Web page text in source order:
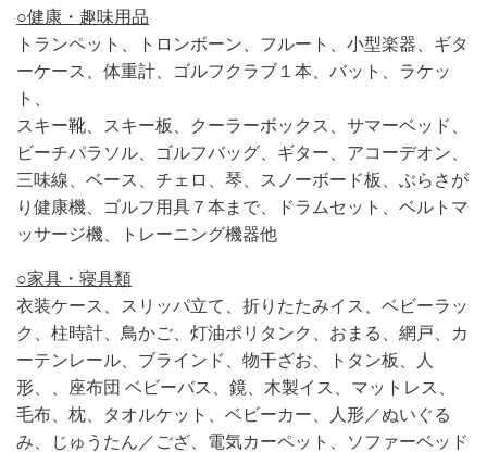
○健康・趣味用品
トランペット、トロンボーン、フルート、小型楽器、ギタ
ーケース、体重計、ゴルフクラブ１本、バット、ラケッ
ト、
スキー靴、スキー板、クーラーボックス、サマーベッド、
ビーチパラソル、ゴルフバッグ、ギター、アコーデオン、
三味線、ベース、チェロ、琴、スノーボード板、ぶらさが
り健康機、ゴルフ用具７本まで、ドラムセット、ベルトマ
ッサージ機、トレーニング機器他
○家具・寝具類
衣装ケース、スリッパ立て、折りたたみイス、ベビーラッ
ク、柱時計、鳥かご、灯油ポリタンク、おまる、網戸、カ
ーテンレール、ブラインド、物干ざお、トタン板、人
形、、座布団 ベビーバス、鏡、木製イス、マットレス、
毛布、枕、タオルケット、ベビーカー、人形／ぬいぐる
み、じゅうたん／ござ、電気カーペット、ソファーベッド